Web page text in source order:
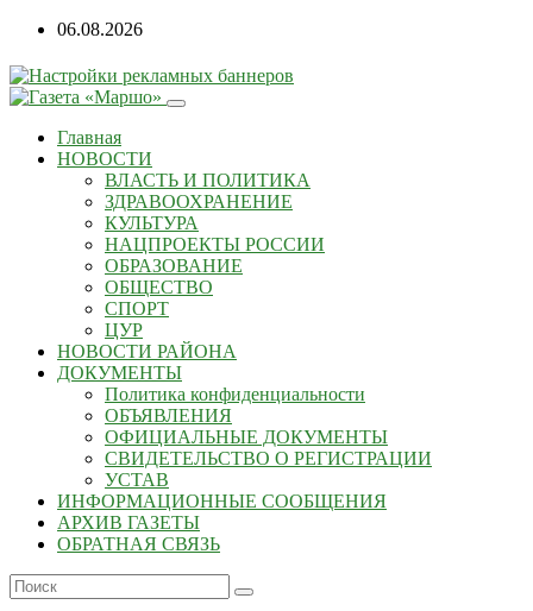
06.08.2026
Главная
НОВОСТИ
ВЛАСТЬ И ПОЛИТИКА
ЗДРАВООХРАНЕНИЕ
КУЛЬТУРА
НАЦПРОЕКТЫ РОССИИ
ОБРАЗОВАНИЕ
ОБЩЕСТВО
СПОРТ
ЦУР
НОВОСТИ РАЙОНА
ДОКУМЕНТЫ
Политика конфиденциальности
ОБЪЯВЛЕНИЯ
ОФИЦИАЛЬНЫЕ ДОКУМЕНТЫ
СВИДЕТЕЛЬСТВО О РЕГИСТРАЦИИ
УСТАВ
ИНФОРМАЦИОННЫЕ СООБЩЕНИЯ
АРХИВ ГАЗЕТЫ
ОБРАТНАЯ СВЯЗЬ